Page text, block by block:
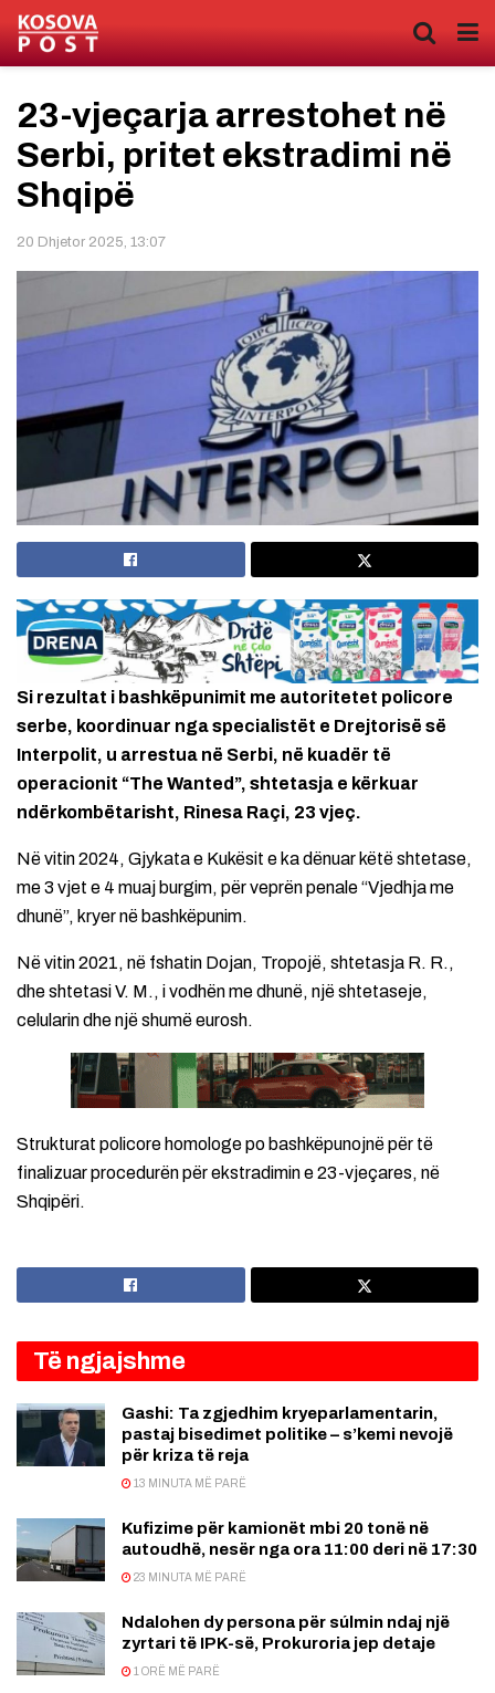
23-vjeçarja arrestohet në
Serbi, pritet ekstradimi në
Shqipë
20 Dhjetor 2025, 13:07
Si rezultat i bashkëpunimit me autoritetet policore
serbe, koordinuar nga specialistët e Drejtorisë së
Interpolit, u arrestua në Serbi, në kuadër të
operacionit “The Wanted”, shtetasja e kërkuar
ndërkombëtarisht, Rinesa Raçi, 23 vjeç.
Në vitin 2024, Gjykata e Kukësit e ka dënuar këtë shtetase,
me 3 vjet e 4 muaj burgim, për veprën penale “Vjedhja me
dhunë”, kryer në bashkëpunim.
Në vitin 2021, në fshatin Dojan, Tropojë, shtetasja R. R.,
dhe shtetasi V. M., i vodhën me dhunë, një shtetaseje,
celularin dhe një shumë eurosh.
Strukturat policore homologe po bashkëpunojnë për të
finalizuar procedurën për ekstradimin e 23-vjeçares, në
Shqipëri.
Të ngjajshme
Gashi: Ta zgjedhim kryeparlamentarin,
pastaj bisedimet politike – s’kemi nevojë
për kriza të reja
13 MINUTA MË PARË
Kufizime për kamionët mbi 20 tonë në
autoudhë, nesër nga ora 11:00 deri në 17:30
23 MINUTA MË PARË
Ndalohen dy persona për súlmin ndaj një
zyrtari të IPK-së, Prokuroria jep detaje
1 ORË MË PARË